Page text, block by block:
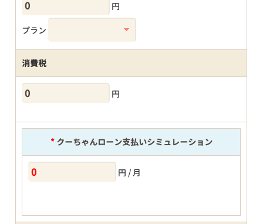
円
プラン
消費税
円
*クーちゃんローン支払いシミュレーション
円 / 月